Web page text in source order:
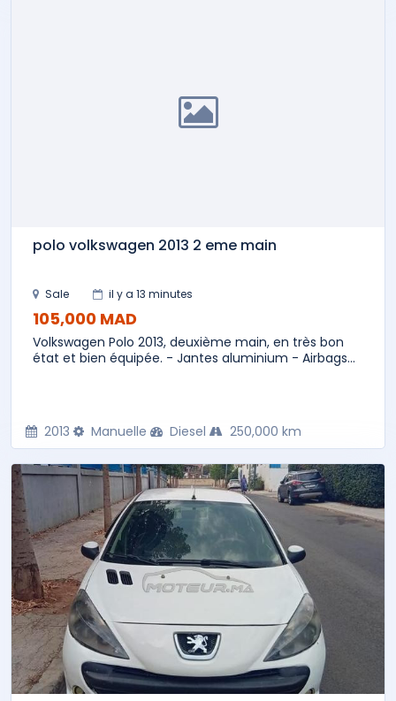
polo volkswagen 2013 2 eme main
Sale il y a 13 minutes
105,000 MAD
Volkswagen Polo 2013, deuxième main, en très bon
état et bien équipée. - Jantes aluminium - Airbags...
2013 Manuelle Diesel 250,000 km